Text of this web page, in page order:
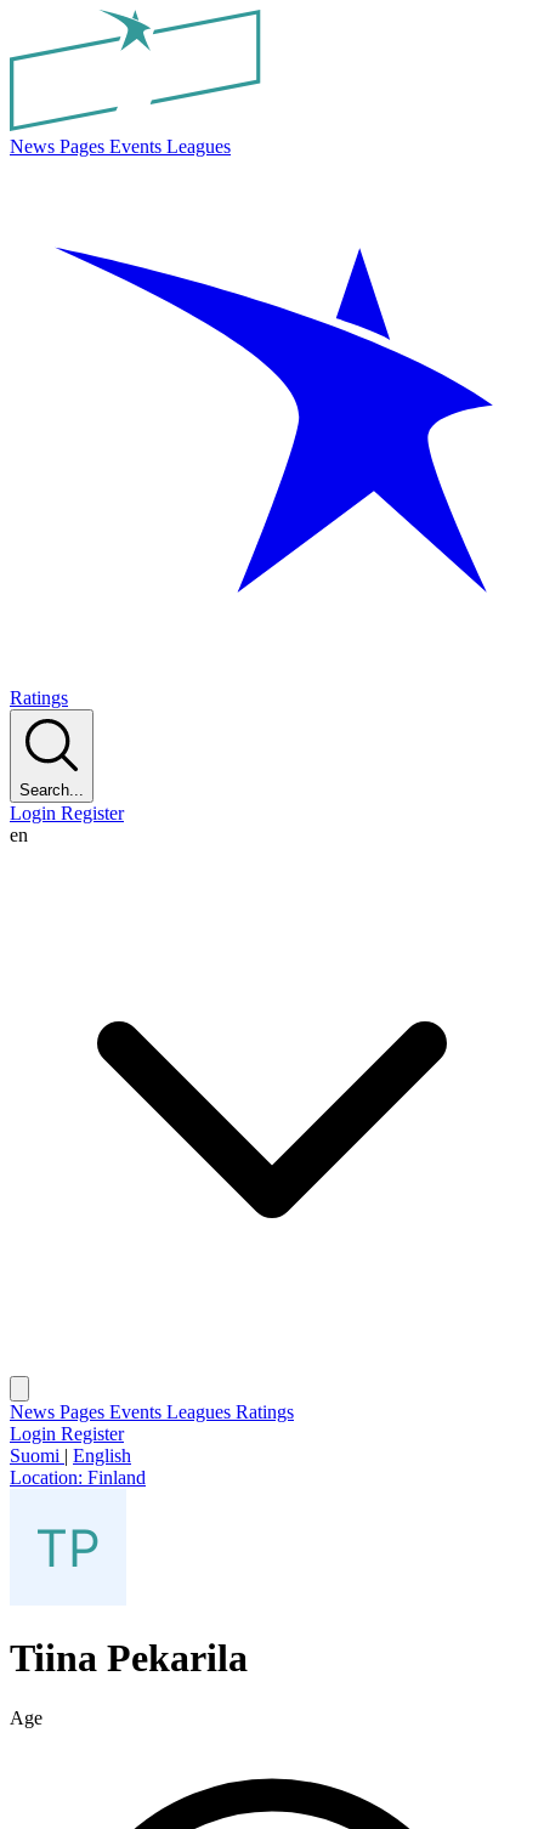
News Pages Events Leagues
Ratings
Search...
Login Register
en
News Pages Events Leagues Ratings
Login Register
Suomi | English
Location: Finland
Tiina Pekarila
Age